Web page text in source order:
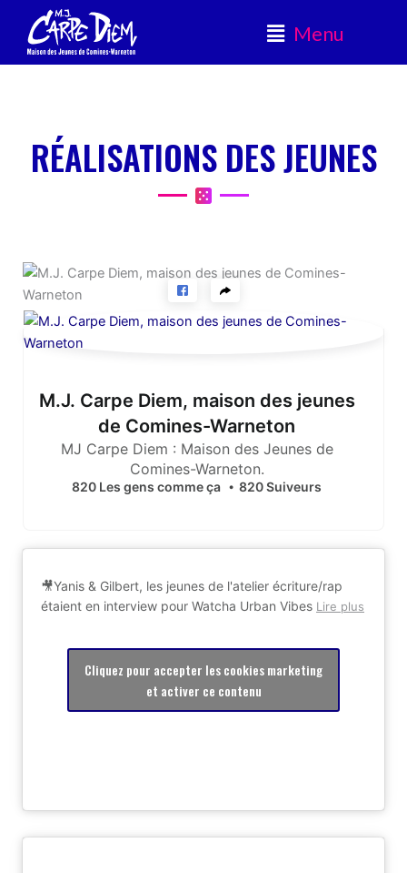
Main
Menu
RÉALISATIONS DES JEUNES
M.J. Carpe Diem, maison des jeunes
de Comines-Warneton
MJ Carpe Diem : Maison des Jeunes de
Comines-Warneton.
820 Les gens comme ça 820 Suiveurs
🎥Yanis & Gilbert, les jeunes de l'atelier écriture/rap
étaient en interview pour Watcha Urban Vibes Lire plus
Cliquez pour accepter les cookies marketing
et activer ce contenu